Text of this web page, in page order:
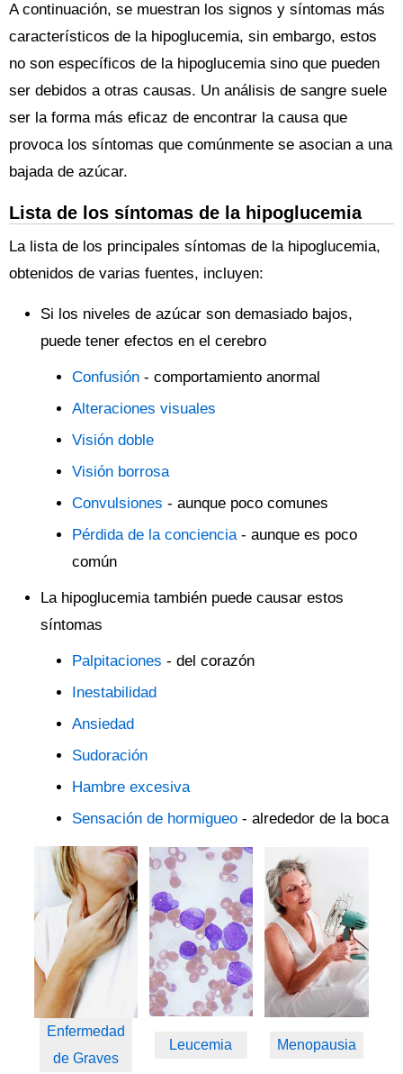
A continuación, se muestran los signos y síntomas más
característicos de la hipoglucemia, sin embargo, estos
no son específicos de la hipoglucemia sino que pueden
ser debidos a otras causas. Un análisis de sangre suele
ser la forma más eficaz de encontrar la causa que
provoca los síntomas que comúnmente se asocian a una
bajada de azúcar.
Lista de los síntomas de la hipoglucemia
La lista de los principales síntomas de la hipoglucemia,
obtenidos de varias fuentes, incluyen:
Si los niveles de azúcar son demasiado bajos,
puede tener efectos en el cerebro
Confusión - comportamiento anormal
Alteraciones visuales
Visión doble
Visión borrosa
Convulsiones - aunque poco comunes
Pérdida de la conciencia- aunque es poco
común
La hipoglucemia también puede causar estos
síntomas
Palpitaciones - del corazón
Inestabilidad
Ansiedad
Sudoración
Hambre excesiva
Sensación de hormigueo - alrededor de la boca
Enfermedad
de Graves
Leucemia Menopausia